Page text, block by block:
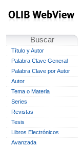
Buscar
Título y Autor
Palabra Clave General
Palabra Clave por Autor
Autor
Tema o Materia
Series
Revistas
Tesis
Libros Electrónicos
Avanzada